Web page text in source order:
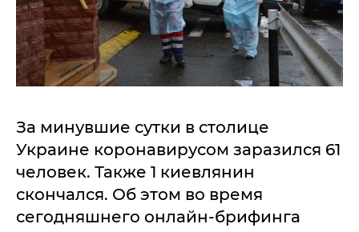
За минувшие сутки в столице
Украине коронавирусом заразился 61
человек. Также 1 киевлянин
скончался. Об этом во время
сегодняшнего онлайн-брифинга